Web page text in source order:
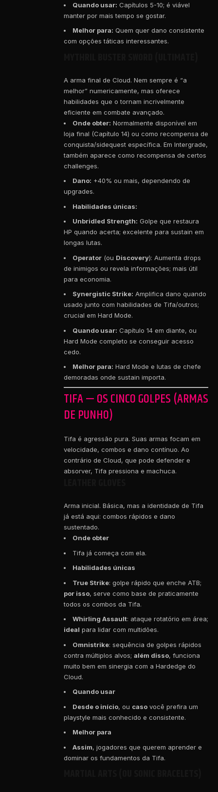
Quando usar: Capítulos 5-10; é viável
manter por mais tempo se gostar.
Melhor para: Quem quer dano consistente
com opções táticas interessantes.
A arma final de Cloud. Nem sempre é “a
melhor” numericamente, mas oferece
habilidades que o tornam incrivelmente
eficiente em combate avançado.
Onde obter: Normalmente disponível em
loja final (Capítulo 14) ou como recompensa de
conquista/sidequest específica. Em Intergrade,
também aparece como recompensa de certos
challenges.
Dano: +40% ou mais, dependendo de
upgrades.
Habilidades únicas:
Unbridled Strength: Golpe que restaura
HP quando acerta; excelente para sustain em
longas lutas.
Operator (ou Discovery): Aumenta drops
de inimigos ou revela informações; mais útil
para economia.
Synergistic Strike: Amplifica dano quando
usado junto com habilidades de Tifa/outros;
crucial em Hard Mode.
Quando usar: Capítulo 14 em diante, ou
Hard Mode completo se conseguir acesso
cedo.
Melhor para: Hard Mode e lutas de chefe
demoradas onde sustain importa.
TIFA — OS CINCO GOLPES (ARMAS
DE PUNHO)
Tifa é agressão pura. Suas armas focam em
velocidade, combos e dano contínuo. Ao
contrário de Cloud, que pode defender e
absorver, Tifa pressiona e machuca.
Arma inicial. Básica, mas a identidade de Tifa
já está aqui: combos rápidos e dano
sustentado.
Onde obter
Tifa já começa com ela.
Habilidades únicas
True Strike: golpe rápido que enche ATB;
por isso, serve como base de praticamente
todos os combos da Tifa.
Whirling Assault: ataque rotatório em área;
ideal para lidar com multidões.
Omnistrike: sequência de golpes rápidos
contra múltiplos alvos; além disso, funciona
muito bem em sinergia com a Hardedge do
Cloud.
Quando usar
Desde o início, ou caso você prefira um
playstyle mais conhecido e consistente.
Melhor para
Assim, jogadores que querem aprender e
dominar os fundamentos da Tifa.